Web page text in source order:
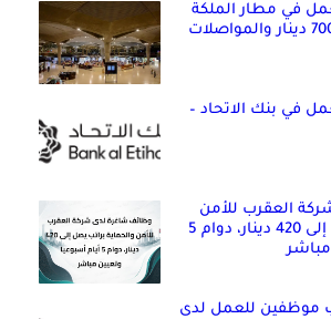
في مطار الملكة
علياء براتب 450 إلى 700 دينار والمواصلات
في بنك الاتحاد –
العقرب للأمن
والحماية براتب يصل إلى 420 دينار، دوام 5
موظفين للعمل لدى